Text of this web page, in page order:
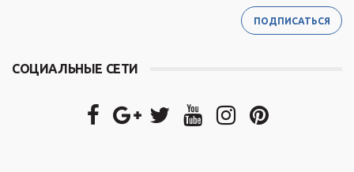
СОЦИАЛЬНЫЕ СЕТИ